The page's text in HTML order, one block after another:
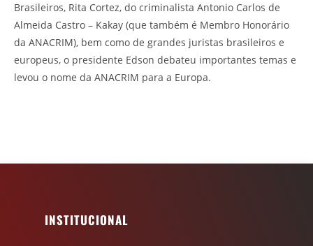
Brasileiros, Rita Cortez, do criminalista Antonio Carlos de
Almeida Castro – Kakay (que também é Membro Honorário
da ANACRIM), bem como de grandes juristas brasileiros e
europeus, o presidente Edson debateu importantes temas e
levou o nome da ANACRIM para a Europa.
INSTITUCIONAL